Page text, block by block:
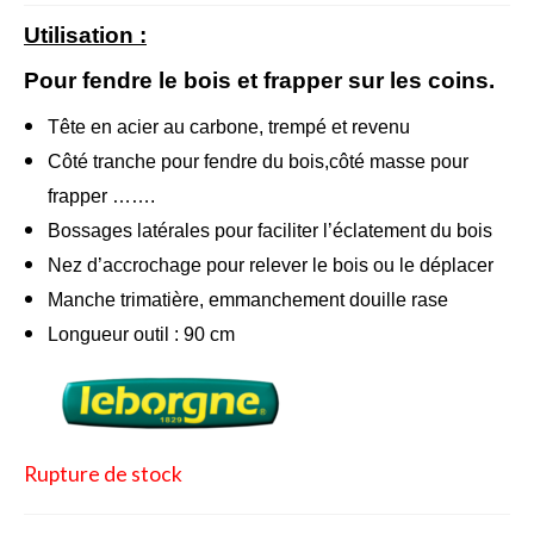
Bulbes Automne
Narcisses
Tulipes
Divers bulbes
Bulbes Printemps
Callas – arum
Glaïeuls
Dahlias
Dahlia Cactus 100 cm
Utilisation :
Pour fendre le bois et frapper sur les coins.
Tête en acier au carbone, trempé et revenu
Côté tranche pour fendre du bois,côté masse pour
frapper …….
Bossages latérales pour faciliter l’éclatement du bois
Nez d’accrochage pour relever le bois ou le déplacer
Manche trimatière, emmanchement douille rase
Longueur outil : 90 cm
Rupture de stock